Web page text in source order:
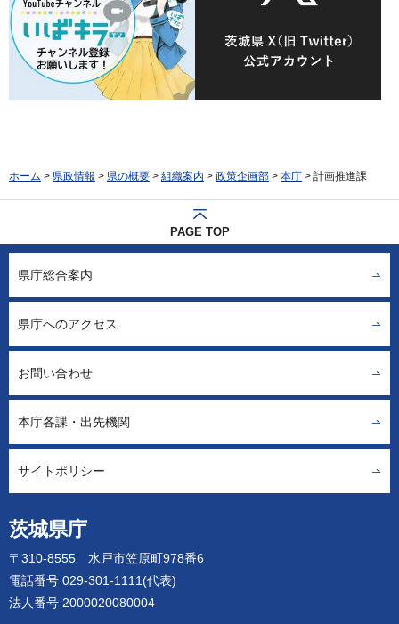
ホーム > 県政情報 > 県の概要 > 組織案内 > 政策企画部 > 本庁 > 計画推進課
PAGE TOP
茨城県庁
〒310-8555 水戸市笠原町978番6
電話番号 029-301-1111(代表)
法人番号 2000020080004
県庁総合案内
県庁へのアクセス
お問い合わせ
本庁各課・出先機関
サイトポリシー